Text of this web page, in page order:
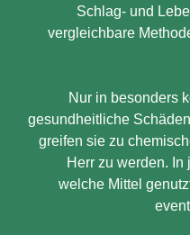
Schlag- und
vergleichbare
Nur in besonders
gesundheitliche
greifen sie zu
Herr zu werden.
welche Mittel